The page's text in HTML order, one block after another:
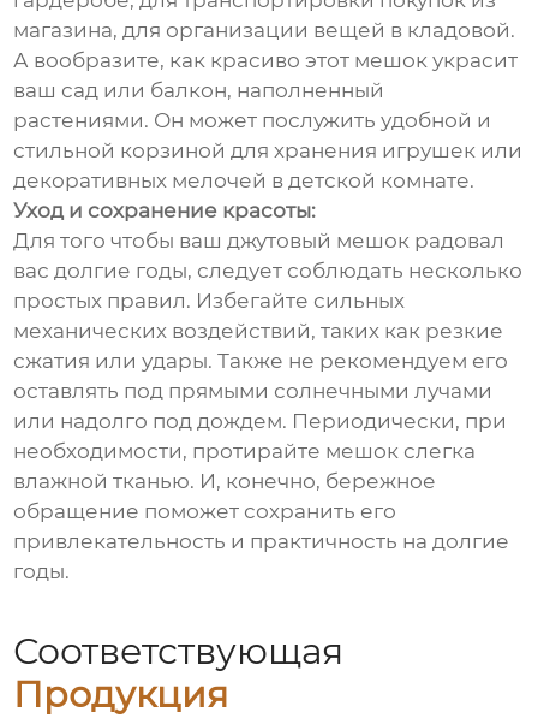
магазина, для организации вещей в кладовой.
А вообразите, как красиво этот мешок украсит
ваш сад или балкон, наполненный
растениями. Он может послужить удобной и
стильной корзиной для хранения игрушек или
декоративных мелочей в детской комнате.
Уход и сохранение красоты:
Для того чтобы ваш джутовый мешок радовал
вас долгие годы, следует соблюдать несколько
простых правил. Избегайте сильных
механических воздействий, таких как резкие
сжатия или удары. Также не рекомендуем его
оставлять под прямыми солнечными лучами
или надолго под дождем. Периодически, при
необходимости, протирайте мешок слегка
влажной тканью. И, конечно, бережное
обращение поможет сохранить его
привлекательность и практичность на долгие
годы.
Соответствующая
Продукция